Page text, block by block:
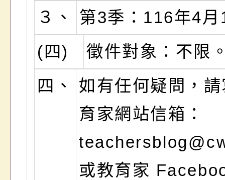
３、
第3季：116年4
(四)
徵件對象：不限
四、
如有任何疑問，
育家網站信箱：
或教育家